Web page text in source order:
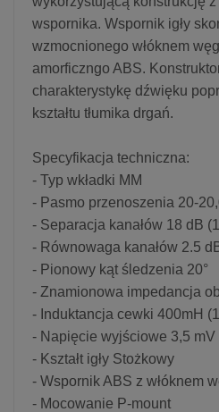
wspornika. Wspornik igły
wzmocnionego włóknem
amorficzngo ABS.
charakterystykę dźwięku
kształtu tłumika drgań.
Specyfikacja techniczna:
- Typ wkładki MM
- Pasmo przenoszenia 20-
- Separacja kanałów 18 dB
- Równowaga kanałów 2.5
- Pionowy kąt śledzenia 20°
- Znamionowa impedancja
- Induktancja cewki 400mH
- Napięcie wyjściowe 3,5 mV
- Kształt igły Stożkowy
- Wspornik ABS z włóknem
- Mocowanie P-mount